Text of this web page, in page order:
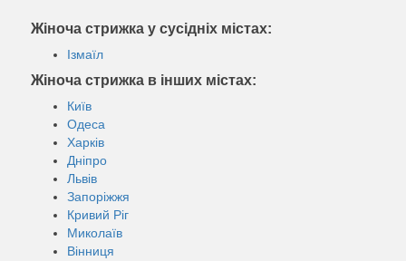
Жіноча стрижка у сусідніх містах:
Ізмаїл
Жіноча стрижка в інших містах:
Київ
Одеса
Харків
Дніпро
Львів
Запоріжжя
Кривий Ріг
Миколаїв
Вінниця